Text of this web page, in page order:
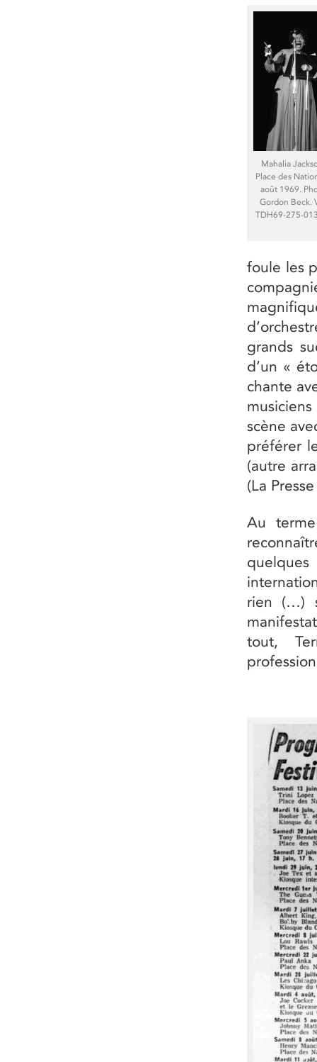
Mahalia
Place des
août 1969.
Gordon Beck.
TDH69-275-
foule les
grands
d’un «
chante
scène
préférer
(autre
(La
Au
rien (…)
tout,